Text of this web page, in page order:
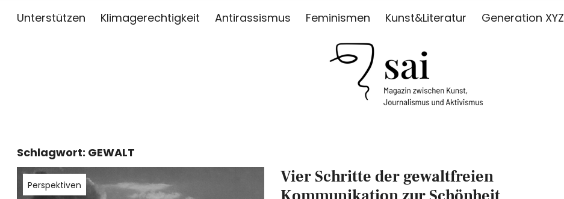
Unterstützen Klimagerechtigkeit Antirassismus Feminismen Kunst&Literatur Generation XYZ
Schlagwort: GEWALT
Perspektiven
Vier Schritte der gewaltfreien